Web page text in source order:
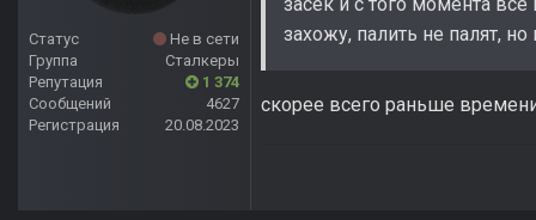
Статус
Не в сети
Группа
Сталкеры
Репутация
1 374
Сообщений
4627
Регистрация
20.08.2023
захожу, палить не палят,
скорее всего раньше